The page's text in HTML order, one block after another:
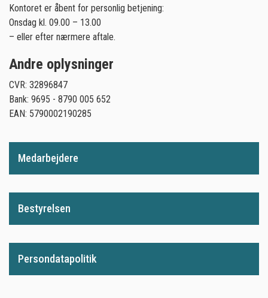
Kontoret er åbent for personlig betjening:
Onsdag kl. 09.00 – 13.00
– eller efter nærmere aftale.
Andre oplysninger
CVR: 32896847
Bank: 9695 - 8790 005 652
EAN: 5790002190285
Medarbejdere
Bestyrelsen
Persondatapolitik